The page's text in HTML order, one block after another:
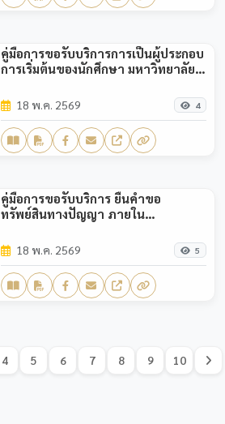
คู่มือการขอรับบริการการเป็นผู้ประกอบ
การเริ่มต้นของนักศึกษา มหาวิทยาลัย
18 พ.ค. 2569 4
คู่มือการขอรับบริการ ยื่นคำขอ
ทรัพย์สินทางปัญญา ภายใน
18 พ.ค. 2569 5
4 5 6 7 8 9 10